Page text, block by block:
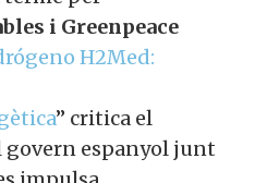
per
i Greenpeace
H2Med:
espanyol